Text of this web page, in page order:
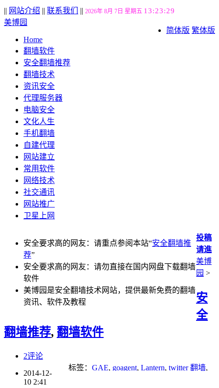
|| 网站介绍 || 联系我们 || 2026年 8月 7日 星期五 13:23:30
简体版 繁体版
美博园
Home
翻墙软件
安全翻墙推荐
翻墙技术
资讯安全
代理服务器
电脑安全
文化人生
手机翻墙
自建代理
网站建立
常用软件
网络技术
社交通讯
网站推广
卫星上网
安全要求高的网友：请重点参阅本站“安全翻墙推
荐”
安全要求高的网友：请勿直接在国内网盘下载翻墙
软件
美博园是安全翻墙技术网站，提供最新免费的翻墙
资讯、软件及教程
投稿
请進
美博
园 >
安
全
翻墙推荐, 翻墙软件
2评论
标签： GAE, goagent, Lantern, twitter 翻墙,
2014-12-
10 2:41